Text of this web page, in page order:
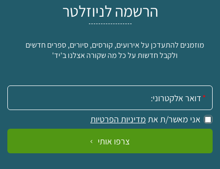
הרשמה לניוזלטר
מוזמנים להתעדכן על אירועים, קורסים, סיורים, ספרים חדשים
ולקבל חדשות על כל מה שקורה אצלנו ב'יד'
אימייל:
אני מאשר/ת את מדיניות הפרטיות
צרפו אותי